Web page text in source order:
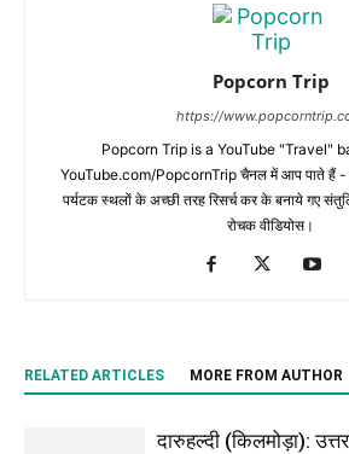
Popcorn Trip
https://
Popcorn Trip is a YouTube "Travel"
YouTube.com/PopcornTrip चैनल में आप पाते हैं
पर्यटक स्थलों के अच्छी तरह रिसर्च कर के बनाये गए
रोचक वीडियोस।
RELATED ARTICLES MORE FROM AUTHOR
दारुहल्दी (किलमोड़ा):